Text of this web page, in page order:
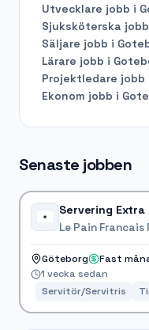
Senaste jobben
Servering Extra
Le Pain
Göteborg
Fast
1 vecka sedan
Servitör/Servitris
Utvecklare jobb i
Sjuksköterska
Säljare jobb i
Lärare jobb i
Projektledare jobb
Ekonom jobb i